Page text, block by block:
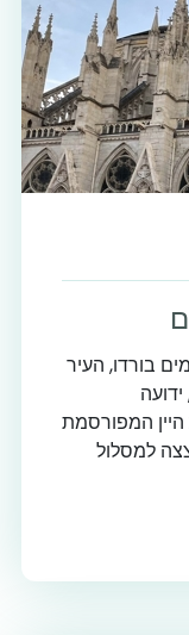
בורדו, העיר
המפורסמת
למסלול